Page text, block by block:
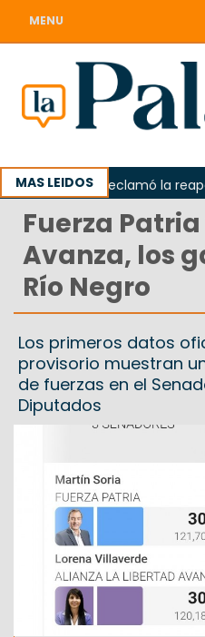
MENU
MAS LEIDOS
Odarda reclamó la
Fuerza
Avanza, los
Río Negro
Los primeros datos
provisorio muestran
de fuerzas en el
Diputados